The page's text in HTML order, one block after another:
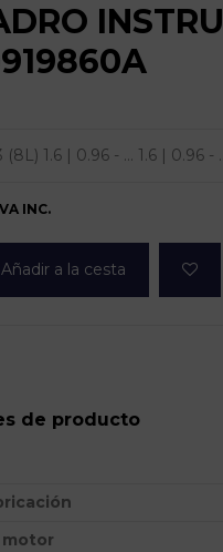
1.6 | 0.96 - ... 1.6 | 0.96 -
INC.
Añadir a la cesta
de producto
motor